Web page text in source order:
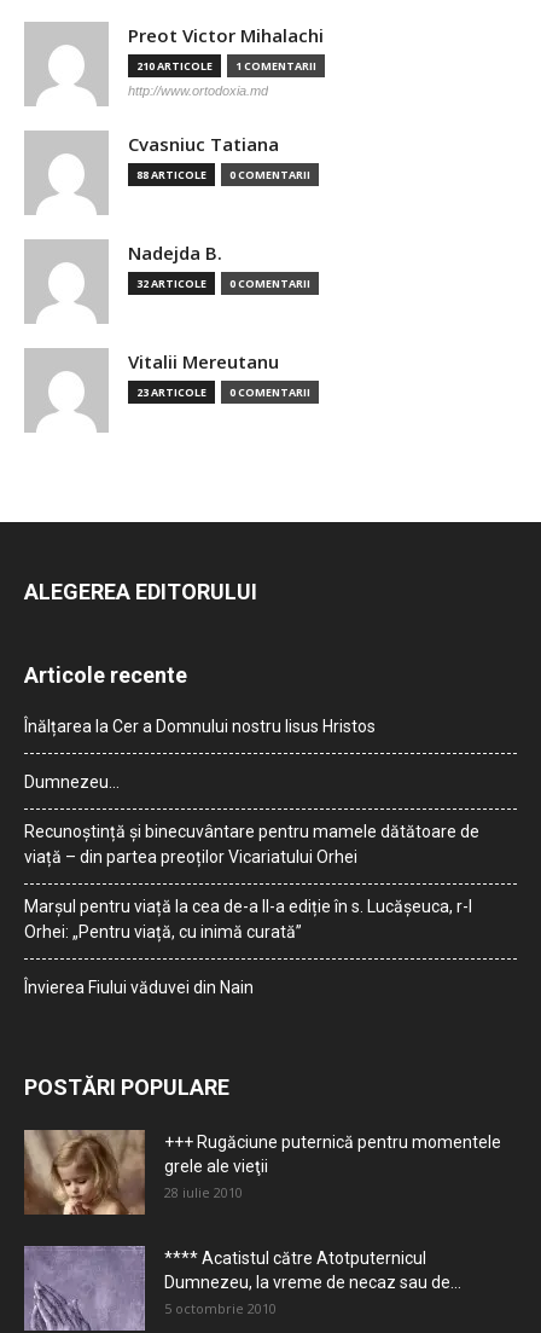
Preot Victor Mihalachi
210 ARTICOLE 1 COMENTARII
http://www.ortodoxia.md
Cvasniuc Tatiana
88 ARTICOLE 0 COMENTARII
Nadejda B.
32 ARTICOLE 0 COMENTARII
Vitalii Mereutanu
23 ARTICOLE 0 COMENTARII
ALEGEREA EDITORULUI
Articole recente
Înălțarea la Cer a Domnului nostru Iisus Hristos
Dumnezeu…
Recunoștință și binecuvântare pentru mamele dătătoare de
viață – din partea preoților Vicariatului Orhei
Marșul pentru viață la cea de-a II-a ediție în s. Lucășeuca, r-l
Orhei: „Pentru viață, cu inimă curată”
Învierea Fiului văduvei din Nain
POSTĂRI POPULARE
+++ Rugăciune puternică pentru momentele
grele ale vieţii
28 iulie 2010
**** Acatistul către Atotputernicul
Dumnezeu, la vreme de necaz sau de...
5 octombrie 2010